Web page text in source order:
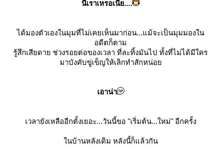
นี่เราเหรอเนี่ย....
ได้มองตัวเองในมุมที่ไม่เคยเห็นมาก่อน...แม้จะเป็นมุมมองใน
อดีตก็ตาม
รู้สึกเสียดาย ช่วงรอยต่อของเวลา ที่ละทิ้งมันไป ทั้งที่ไม่ได้มีใคร
มาบังคับขู่เข็ญให้เลิกทำสักหน่อ
เอาน่า
เวลายังเหลืออีกตั้งเยอะ...วันนี้ขอ "เริ่มต้น...ใหม่" อีกครั้ง
นบ้านหลังเดิม หลังนี้ก็แล้วกัน